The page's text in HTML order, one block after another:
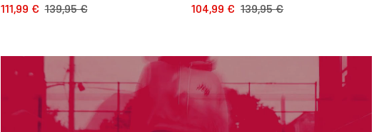
111,99 € 139,95 € 104,99 € 139,95 €